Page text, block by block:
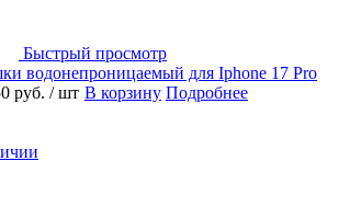
Быстрый просмотр
водонепроницаемый для Iphone 17 Pro
руб. / шт В корзину Подробнее